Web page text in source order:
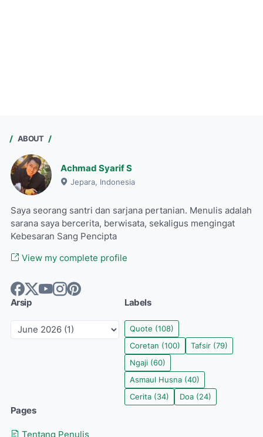
ABOUT
Achmad Syarif S
Jepara, Indonesia
Saya seorang santri dan sarjana pertanian. Menulis adalah
sarana saya bercerita, berwisata, sekaligus mengingat
Kebesaran Sang Pencipta
View my complete profile
Arsip Labels
Quote (108)
Coretan (100) Tafsir (79)
Ngaji (60)
Asmaul Husna (40)
Cerita (34) Doa (24)
Pages
Tentang Penulis